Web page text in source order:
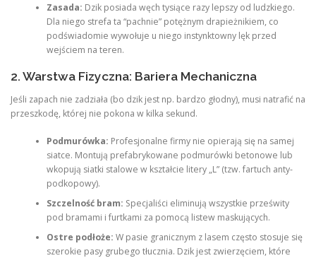
Zasada: Dzik posiada węch tysiące razy lepszy od ludzkiego.
Dla niego strefa ta “pachnie” potężnym drapieżnikiem, co
podświadomie wywołuje u niego instynktowny lęk przed
wejściem na teren.
2. Warstwa Fizyczna: Bariera Mechaniczna
Jeśli zapach nie zadziała (bo dzik jest np. bardzo głodny), musi natrafić na
przeszkodę, której nie pokona w kilka sekund.
Podmurówka: Profesjonalne firmy nie opierają się na samej
siatce. Montują prefabrykowane podmurówki betonowe lub
wkopują siatki stalowe w kształcie litery „L” (tzw. fartuch anty-
podkopowy).
Szczelność bram: Specjaliści eliminują wszystkie prześwity
pod bramami i furtkami za pomocą listew maskujących.
Ostre podłoże: W pasie granicznym z lasem często stosuje się
szerokie pasy grubego tłucznia. Dzik jest zwierzęciem, które